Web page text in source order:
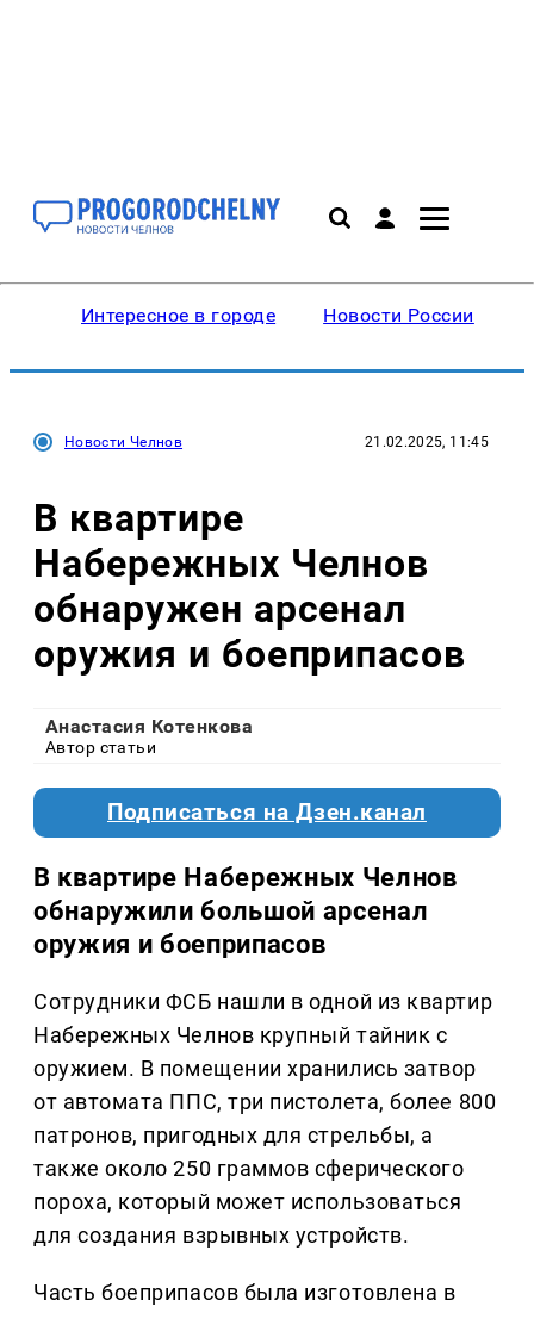
Интересное в городе Новости России
Новости Челнов 21.02.2025, 11:45
В квартире
Набережных Челнов
обнаружен арсенал
оружия и боеприпасов
Анастасия Котенкова
Автор статьи
Подписаться на Дзен.канал
В квартире Набережных Челнов
обнаружили большой арсенал
оружия и боеприпасов
Сотрудники ФСБ нашли в одной из квартир
Набережных Челнов крупный тайник с
оружием. В помещении хранились затвор
от автомата ППС, три пистолета, более 800
патронов, пригодных для стрельбы, а
также около 250 граммов сферического
пороха, который может использоваться
для создания взрывных устройств.
Часть боеприпасов была изготовлена в